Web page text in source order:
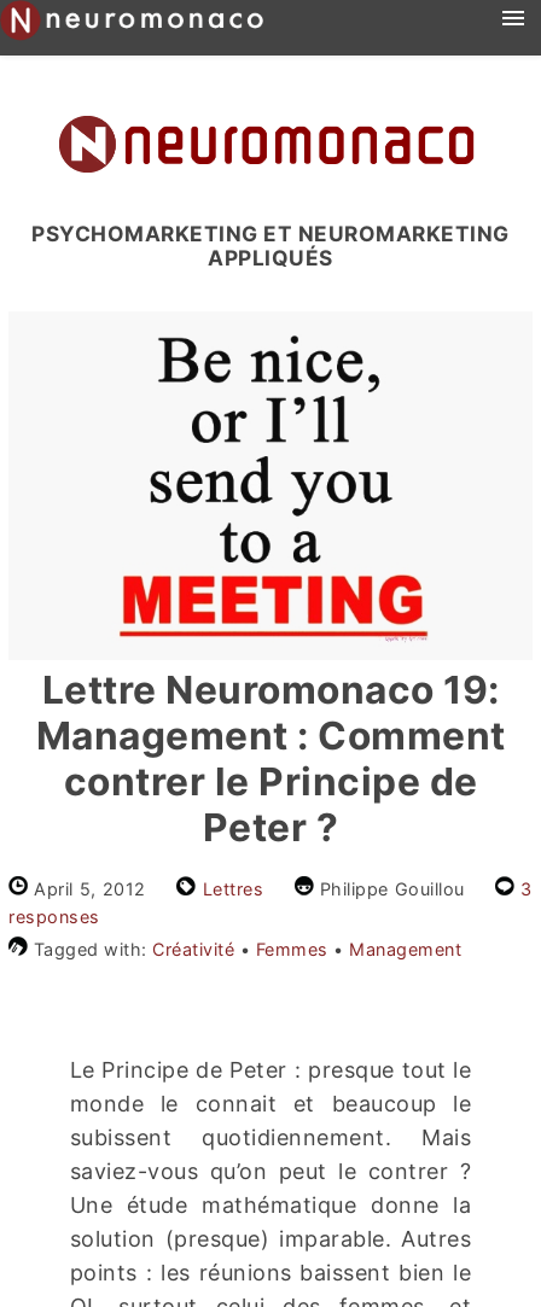
Formations
Lettres Neuromonaco
PSYCHOMARKETING ET NEUROMARKETING
APPLIQUÉS
Lettre Neuromonaco 19:
Management : Comment
contrer le Principe de
Peter ?
April 5, 2012 Lettres Philippe Gouillou
3
responses
Tagged with:Créativité • Femmes • Management
Le Principe de Peter : presque tout le
monde le connait et beaucoup le
subissent quotidiennement. Mais
saviez-vous qu’on peut le contrer ?
Une étude mathématique donne la
solution (presque) imparable. Autres
points : les réunions baissent bien le